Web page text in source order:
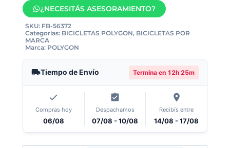
¿NECESITÁS ASESORAMIENTO?
SKU: FB-56372
Categorías: BICICLETAS POLYGON, BICICLETAS POR
MARCA
Marca: POLYGON
Tiempo de Envío Termina en 12h 25m
Compras hoy
06/08
Despachamos
07/08 - 10/08
Recibís entre
14/08 - 17/08